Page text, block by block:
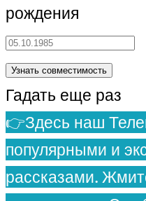
Гадать еще раз
👉Здесь наш
популярными и
рассказами.